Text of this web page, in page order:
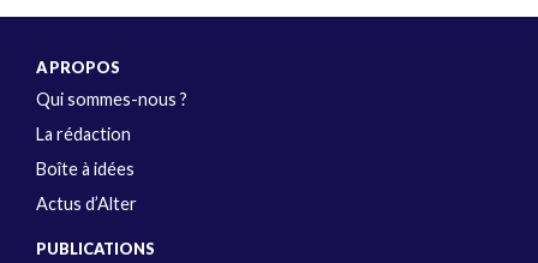
A PROPOS
Qui sommes-nous ?
La rédaction
Boîte à idées
Actus d’Alter
PUBLICATIONS